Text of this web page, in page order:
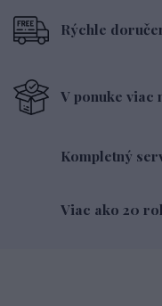
Rýchle
V ponuke viac
Kompletný
Viac ako 20